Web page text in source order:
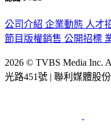
公司介紹 企業動態 人才
節目版權銷售 公開招標
2026 © TVBS Media Inc.
光路451號 | 聯利媒體股